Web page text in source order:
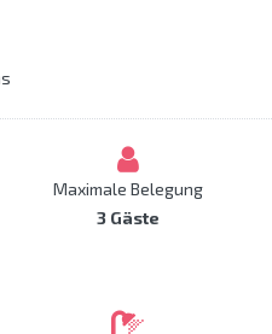
Maximale Belegung
3 Gäste